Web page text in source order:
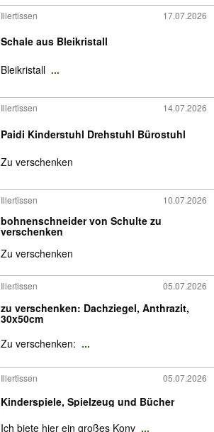
Illertissen 17.07.2026
Schale aus Bleikristall
Bleikristall ...
Illertissen 14.07.2026
Paidi Kinderstuhl Drehstuhl Bürostuhl
Zu verschenken
Illertissen 10.07.2026
bohnenschneider von Schulte zu
verschenken
Zu verschenken
Illertissen 05.07.2026
zu verschenken: Dachziegel, Anthrazit,
30x50cm
Zu verschenken: ...
Illertissen 05.07.2026
Kinderspiele, Spielzeug und Bücher
Ich biete hier ein großes Konv ...